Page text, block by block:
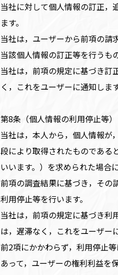
当社に対して個人情報の訂正，
ます。
当社は，ユーザーから前項の請
当該個人情報の訂正等を行うも
当社は，前項の規定に基づき訂
く，これをユーザーに通知します
第8条（個人情報の利用停止等）
当社は，本人から，個人情報が
段により取得されたものである
いいます。）を求められた場合
前項の調査結果に基づき，その
利用停止等を行います。
当社は，前項の規定に基づき利
は，遅滞なく，これをユーザー
前2項にかかわらず，利用停止
あって，ユーザーの権利利益を